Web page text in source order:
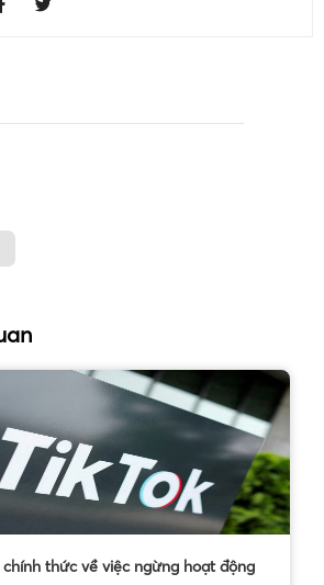
thức về việc ngừng hoạt động